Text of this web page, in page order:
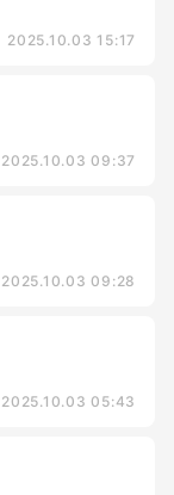
2025.10.03 15:17
2025.10.03 09:37
2025.10.03 09:28
2025.10.03 05:43